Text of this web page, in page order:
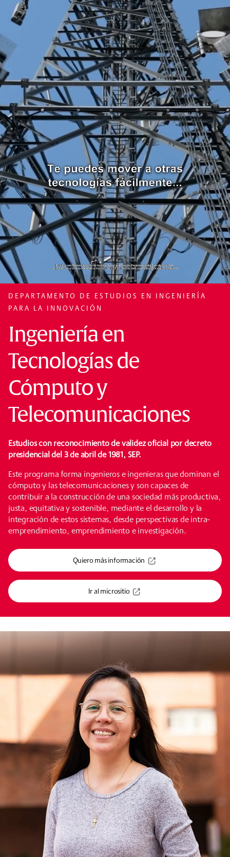
DEPARTAMENTO DE ESTUDIOS EN INGENIERÍA
PARA LA INNOVACIÓN
Ingeniería en
Tecnologías de
Cómputo y
Telecomunicaciones
Estudios con reconocimiento de validez oficial por decreto
presidencial del 3 de abril de 1981, SEP.
Este programa forma ingenieros e ingenieras que dominan el
cómputo y las telecomunicaciones y son capaces de
contribuir a la construcción de una sociedad más productiva,
justa, equitativa y sostenible, mediante el desarrollo y la
integración de estos sistemas, desde perspectivas de intra-
emprendimiento, emprendimiento e investigación.
Quiero más información
Ir al micrositio